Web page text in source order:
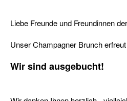
Liebe Freunde und Freundinnen
Unser Champagner Brunch
Wir sind ausgebucht!